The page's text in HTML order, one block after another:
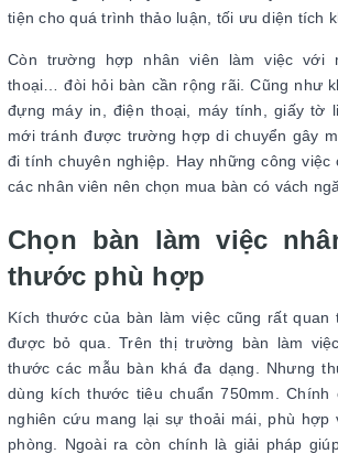
tiện cho quá trình thảo luận, tối ưu diện tích
Còn trường hợp nhân viên làm việc với
thoại… đòi hỏi bàn cần rộng rãi. Cũng như
đựng máy in, điện thoại, máy tính, giấy tờ
mới tránh được trường hợp di chuyển gây
đi tính chuyên nghiệp. Hay những công
các nhân viên nên chọn mua bàn có vách
Chọn bàn làm việc
thước phù hợp
Kích thước của bàn làm việc cũng rất quan
được bỏ qua. Trên thị trường bàn làm
thước các mẫu bàn khá đa dạng. Nhưng
dùng kích thước tiêu chuẩn 750mm. Chính
nghiên cứu mang lại sự thoải mái, phù hợp
phòng. Ngoài ra còn chính là giải pháp